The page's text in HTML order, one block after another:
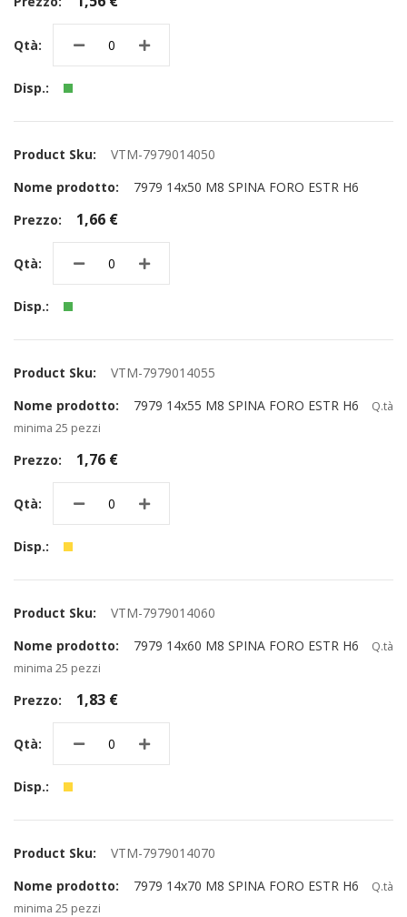
VTM-7979014050
7979 14x50 M8 SPINA FORO ESTR H6
1,66 €
VTM-7979014055
7979 14x55 M8 SPINA FORO ESTR H6
Q.tà
minima 25 pezzi
1,76 €
VTM-7979014060
7979 14x60 M8 SPINA FORO ESTR H6
Q.tà
minima 25 pezzi
1,83 €
VTM-7979014070
7979 14x70 M8 SPINA FORO ESTR H6
Q.tà
minima 25 pezzi